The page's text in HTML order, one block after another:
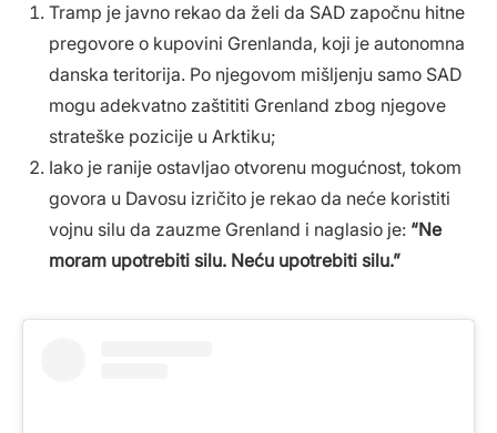
Tramp je javno rekao da želi da SAD započnu hitne
pregovore o kupovini Grenlanda, koji je autonomna
danska teritorija. Po njegovom mišljenju samo SAD
mogu adekvatno zaštititi Grenland zbog njegove
strateške pozicije u Arktiku;
Iako je ranije ostavljao otvorenu mogućnost, tokom
govora u Davosu izričito je rekao da neće koristiti
vojnu silu da zauzme Grenland i naglasio je: “Ne
moram upotrebiti silu. Neću upotrebiti silu.”